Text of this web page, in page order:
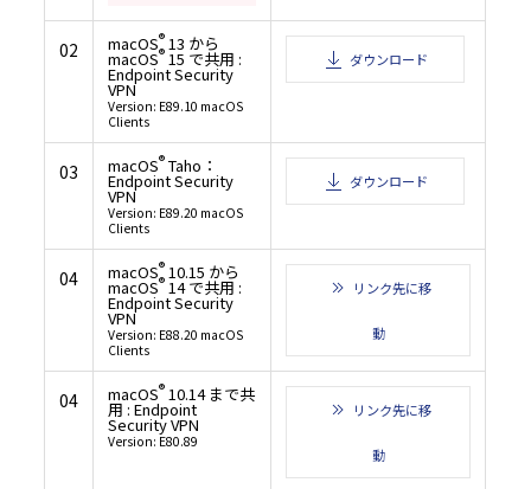
本契約書の一部が、司法上又は行政上の決定により、無効、違法又は法的強制力がな
合は、かかる部分は削除されるものとし、本契約書における他のいかなる条項ならび
性及び法的強制力にも一切影響を与えるものではありません。
（最終更新日：2019年2月14日）
02 macOS® 13 から
macOS® 15 で共用 :
Endpoint Security
VPN
Version: E89.10 macOS
Clients
ダウンロード
03 macOS® Taho：
Endpoint Security
VPN
Version: E89.20 macOS
Clients
ダウンロード
04 macOS® 10.15 から
macOS® 14 で共用 :
Endpoint Security
VPN
Version: E88.20 macOS
Clients
リンク先に移
動
04 macOS® 10.14 まで共
用 : Endpoint
Security VPN
Version: E80.89
リンク先に移
動